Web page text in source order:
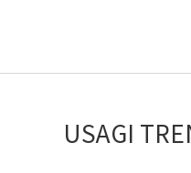
USAGI